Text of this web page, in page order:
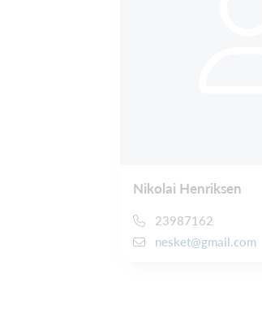
Nikolai Henriksen
23987162
nesket@gmail.com